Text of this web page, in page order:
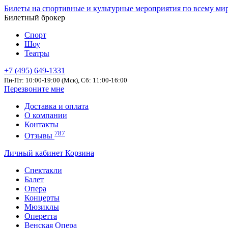
Билеты на спортивные и культурные мероприятия по всему
Билетный брокер
Спорт
Шоу
Театры
+7 (495) 649-1331
Пн-Пт: 10:00-19:00 (Мск), Сб: 11:00-16:00
Перезвоните мне
Доставка и оплата
О компании
Контакты
Отзывы 787
Личный кабинет Корзина
Спектакли
Балет
Опера
Концерты
Мюзиклы
Оперетта
Венская Опера